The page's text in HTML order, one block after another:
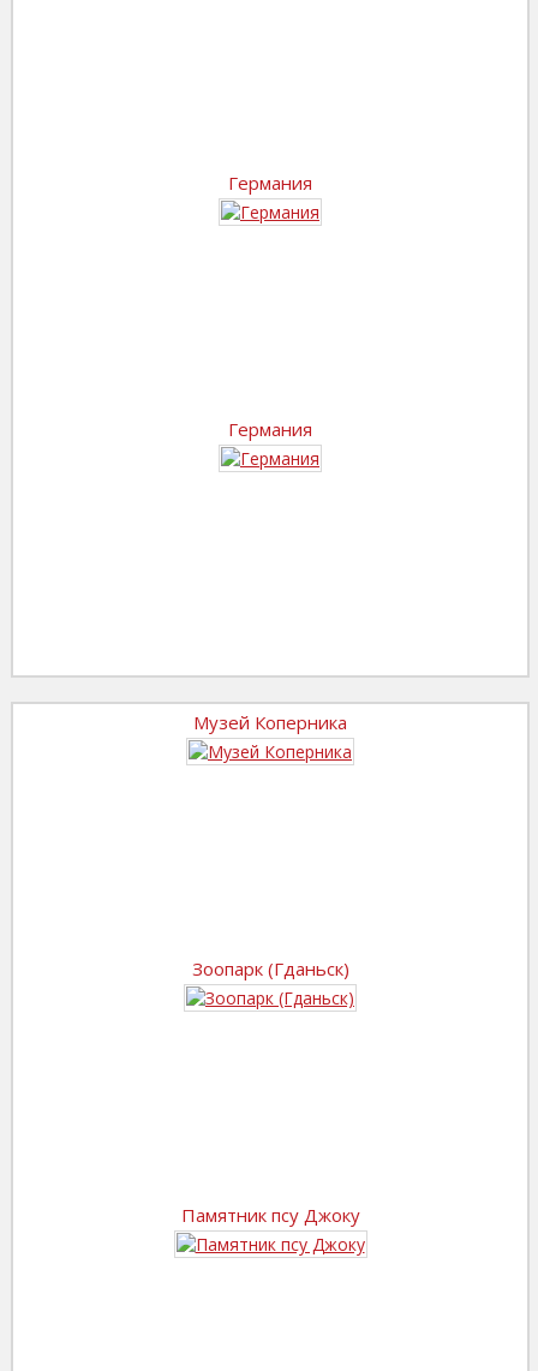
Германия
Германия
Музей Коперника
Зоопарк (Гданьск)
Памятник псу Джоку